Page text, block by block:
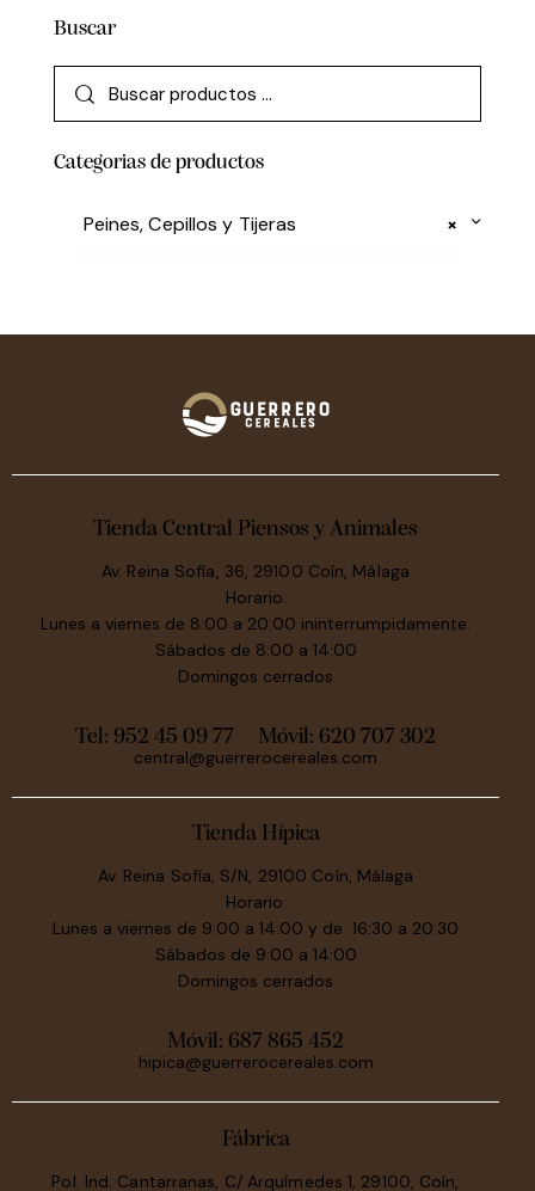
Buscar
Categorias de productos
×
Peines, Cepillos y Tijeras
Tienda Central Piensos y Animales
Av. Reina Sofía, 36, 29100 Coín, Málaga
Horario:
Lunes a viernes de 8:00 a 20:00 ininterrumpidamente.
Sábados de 8:00 a 14:00
Domingos cerrados
Tel: 952 45 09 77 Móvil: 620 707 302
central@guerrerocereales.com
Tienda Hípica
Av. Reina Sofía, S/N, 29100 Coín, Málaga
Horario:
Lunes a viernes de 9:00 a 14:00 y de 16:30 a 20:30
Sábados de 9:00 a 14:00
Domingos cerrados
Móvil: 687 865 452
hipica@guerrerocereales.com
Fábrica
Pol. Ind. Cantarranas, C/ Arquímedes 1, 29100, Coín,